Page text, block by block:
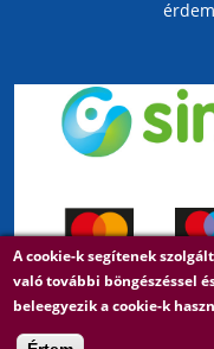
A cookie-k segítenek
való további böngészéssel
beleegyezik a cookie-k